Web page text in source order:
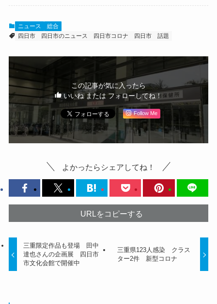
ニュース
総合
四日市
四日市のニュース 四日市コロナ 四日市 話題
この記事が気に入ったら
いいね または フォローしてね！
Follow Me
よかったらシェアしてね！
URLをコピーする
三重限定作品も登場 田中
達也さんの企画展 四日市
市文化会館で開催中
三重県123人感染 クラス
ター2件 新型コロナ